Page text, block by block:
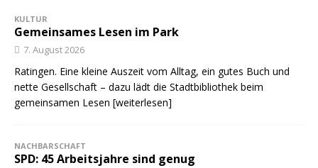
KULTUR
Gemeinsames Lesen im Park
7. August 2026
Ratingen. Eine kleine Auszeit vom Alltag, ein gutes Buch und
nette Gesellschaft – dazu lädt die Stadtbibliothek beim
gemeinsamen Lesen [weiterlesen]
NACHBARSCHAFT
SPD: 45 Arbeitsjahre sind genug